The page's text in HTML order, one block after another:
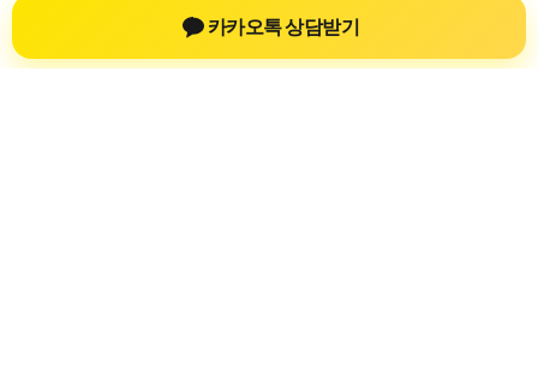
테마
카카오톡 상담받기